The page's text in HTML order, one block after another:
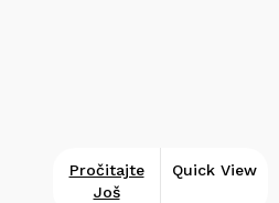
Pročitajte
Još
Quick View